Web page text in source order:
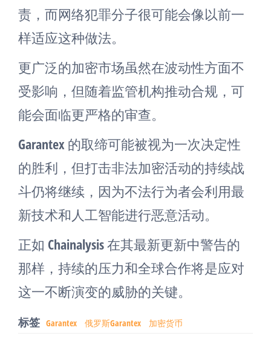
责，而网络犯罪分子很可能会像以前一
样适应这种做法。
更广泛的加密市场虽然在波动性方面不
受影响，但随着监管机构推动合规，可
能会面临更严格的审查。
Garantex 的取缔可能被视为一次决定性
的胜利，但打击非法加密活动的持续战
斗仍将继续，因为不法行为者会利用最
新技术和人工智能进行恶意活动。
正如 Chainalysis 在其最新更新中警告的
那样，持续的压力和全球合作将是应对
这一不断演变的威胁的关键。
标签 Garantex 俄罗斯Garantex 加密货币